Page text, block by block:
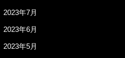
2023年7月
2023年6月
2023年5月